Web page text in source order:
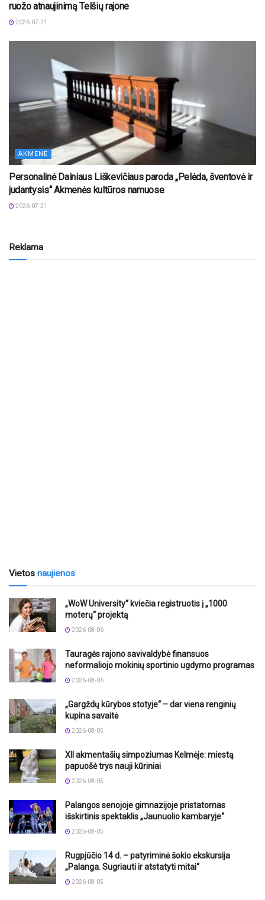
ruožo atnaujinimą Telšių rajone
2026-07-21
AKMENĖ
Personalinė Dainiaus Liškevičiaus paroda „Pelėda, šventovė ir
judantysis“ Akmenės kultūros namuose
2026-07-21
Reklama
Vietos naujienos
„WoW University“ kviečia registruotis į „1000
moterų“ projektą
2026-08-06
Tauragės rajono savivaldybė finansuos
neformaliojo mokinių sportinio ugdymo programas
2026-08-06
„Gargždų kūrybos stotyje“ – dar viena renginių
kupina savaitė
2026-08-05
XII akmentašių simpoziumas Kelmėje: miestą
papuošė trys nauji kūriniai
2026-08-05
Palangos senojoje gimnazijoje pristatomas
išskirtinis spektaklis „Jaunuolio kambaryje“
2026-08-05
Rugpjūčio 14 d. – patyriminė šokio ekskursija
„Palanga. Sugriauti ir atstatyti mitai“
2026-08-05